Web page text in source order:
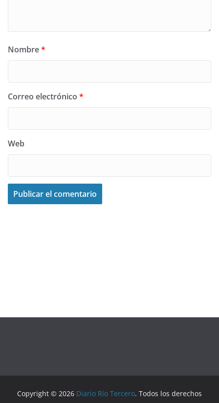
Nombre*
Correo electrónico *
Web
Copyright © 2026 Diario Río Tercero. Todos los derechos